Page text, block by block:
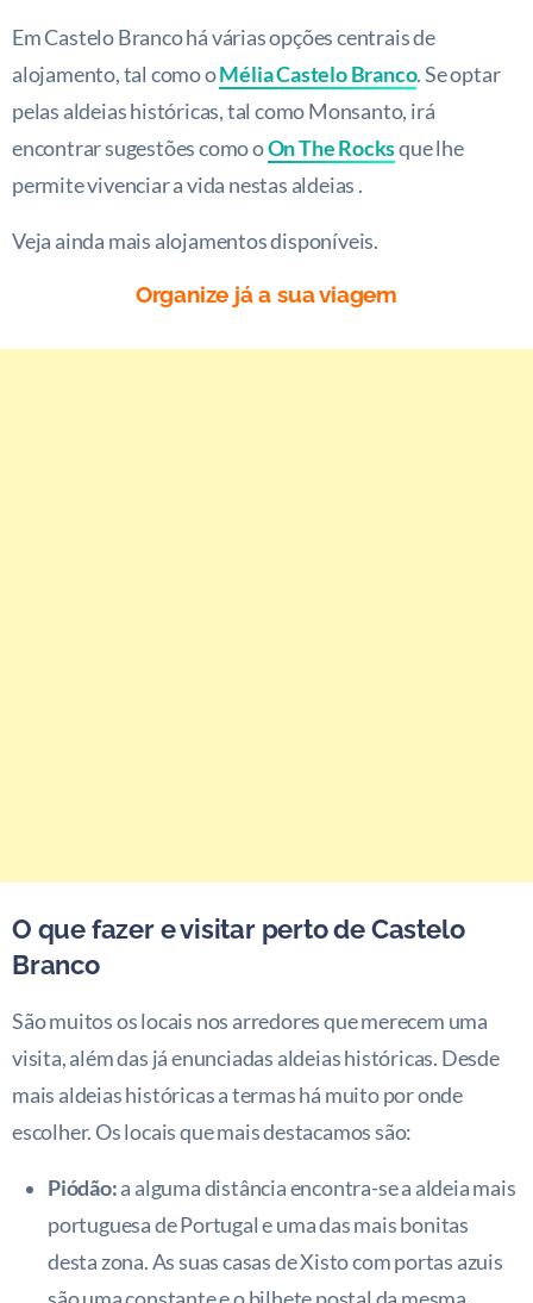
Em Castelo Branco há várias opções centrais de
alojamento, tal como oMélia Castelo Branco. Se optar
pelas aldeias históricas, tal como Monsanto, irá
encontrar sugestões como oOn The Rocksque lhe
permite vivenciar a vida nestas aldeias .
Veja ainda mais alojamentos disponíveis.
Organize já a sua viagem
O que fazer e visitar perto de Castelo
Branco
São muitos os locais nos arredores que merecem uma
visita, além das já enunciadas aldeias históricas. Desde
mais aldeias históricas a termas há muito por onde
escolher. Os locais que mais destacamos são:
Piódão:a alguma distância encontra-se a aldeia mais
portuguesa de Portugal e uma das mais bonitas
desta zona. As suas casas de Xisto com portas azuis